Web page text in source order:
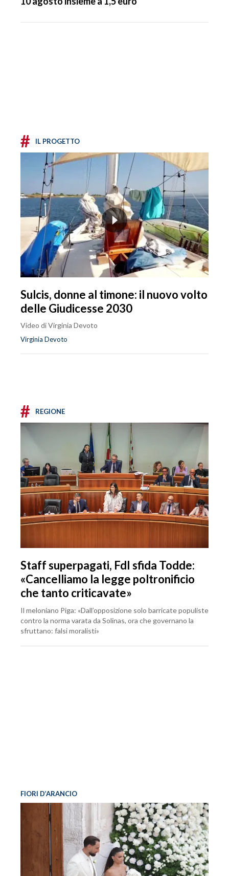
# IL PROGETTO
Sulcis, donne al timone: il nuovo volto
delle Giudicesse 2030
Video di Virginia Devoto
Virginia Devoto
# REGIONE
Staff superpagati, FdI sfida Todde:
«Cancelliamo la legge poltronificio
che tanto criticavate»
Il meloniano Piga: «Dall’opposizione solo barricate populiste
contro la norma varata da Solinas, ora che governano la
sfruttano: falsi moralisti»
FIORI D’ARANCIO